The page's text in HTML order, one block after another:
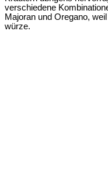
verschiedene
Majoran und Oregano,
würze.